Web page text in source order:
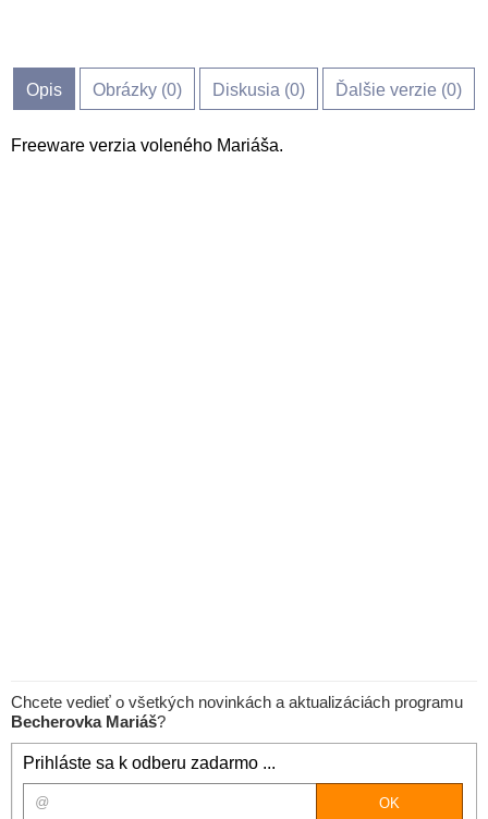
Opis Obrázky (0) Diskusia (0) Ďalšie verzie (0)
Freeware verzia voleného Mariáša.
Chcete vedieť o všetkých novinkách a aktualizáciách programu
Becherovka Mariáš?
Prihláste sa k odberu zadarmo ...